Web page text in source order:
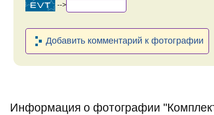
-->
Добавить комментарий к фотографии
Информация о фотографии "